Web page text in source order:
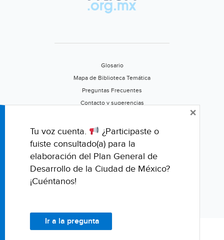
Glosario
Mapa de Biblioteca Temática
Preguntas Frecuentes
Contacto y sugerencias
Califica este portal
Tu voz cuenta.
¿Participaste o
fuiste consultado(a) para la
elaboración del Plan General de
Desarrollo de la Ciudad de México?
¡Cuéntanos!
Ir a la pregunta
×